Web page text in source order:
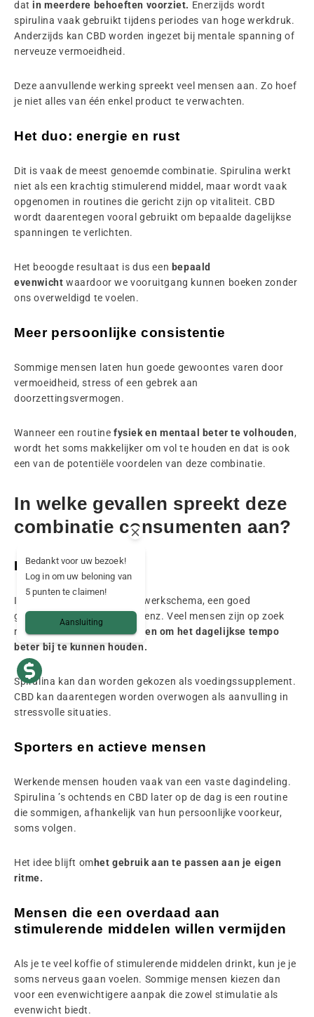
datin meerdere behoeften voorziet. Enerzijds wordt
spirulina vaak gebruikt tijdens periodes van hoge werkdruk.
Anderzijds kan CBD worden ingezet bij mentale spanning of
nerveuze vermoeidheid.
Deze aanvullende werking spreekt veel mensen aan. Zo hoef
je niet alles van één enkel product te verwachten.
Het duo: energie en rust
Dit is vaak de meest genoemde combinatie. Spirulina werkt
niet als een krachtig stimulerend middel, maar wordt vaak
opgenomen in routines die gericht zijn op vitaliteit. CBD
wordt daarentegen vooral gebruikt om bepaalde dagelijkse
spanningen te verlichten.
Het beoogde resultaat is dus een bepaald
evenwicht waardoor we vooruitgang kunnen boeken zonder
ons overweldigd te voelen.
Meer persoonlijke consistentie
Sommige mensen laten hun goede gewoontes varen door
vermoeidheid, stress of een gebrek aan
doorzettingsvermogen.
Wanneer een routine fysiek en mentaal beter te volhouden,
wordt het soms makkelijker om vol te houden en dat is ook
een van de potentiële voordelen van deze combinatie.
In welke gevallen spreekt deze
combinatie consumenten aan?
Drukke periodes
Intensieve weken, een druk werkschema, een goed
georganiseerd gezinsleven, enz. Veel mensen zijn op zoek
naareenvoudige oplossingen om het dagelijkse tempo
beter bij te kunnen houden.
Spirulina kan dan worden gekozen als voedingssupplement.
CBD kan daarentegen worden overwogen als aanvulling in
stressvolle situaties.
Sporters en actieve mensen
Werkende mensen houden vaak van een vaste dagindeling.
Spirulina ’s ochtends en CBD later op de dag is een routine
die sommigen, afhankelijk van hun persoonlijke voorkeur,
soms volgen.
Het idee blijft omhet gebruik aan te passen aan je eigen
ritme.
Mensen die een overdaad aan
stimulerende middelen willen vermijden
Als je te veel koffie of stimulerende middelen drinkt, kun je je
soms nerveus gaan voelen. Sommige mensen kiezen dan
voor een evenwichtigere aanpak die zowel stimulatie als
evenwicht biedt.
Bedankt voor uw bezoek!
Log in om uw beloning van
5 punten te claimen!
Aansluiting